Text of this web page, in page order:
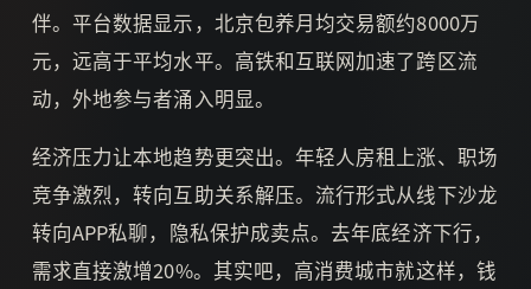
伴。平台数据显示，北京包养月均交易额约8000万
元，远高于平均水平。高铁和互联网加速了跨区流
动，外地参与者涌入明显。
经济压力让本地趋势更突出。年轻人房租上涨、职场
竞争激烈，转向互助关系解压。流行形式从线下沙龙
转向APP私聊，隐私保护成卖点。去年底经济下行，
需求直接激增20%。其实吧，高消费城市就这样，钱